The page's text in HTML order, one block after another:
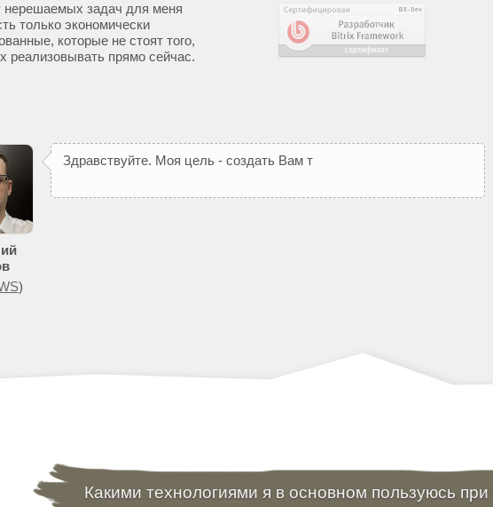
нерешаемых задач для меня
только экономически
которые не стоят того,
реализовывать прямо сейчас.
)
Здравствуйте. Моя цель - создать Вам т
Какими технологиями я в основном пользуюсь